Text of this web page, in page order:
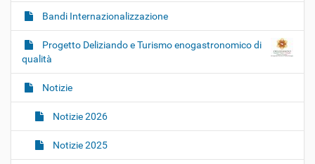
a
v
g
a
z
o
Bandi Internazionalizzazione
Progetto Deliziando e Turismo enogastronomico di
qualità
Notizie
Notizie 2026
Notizie 2025